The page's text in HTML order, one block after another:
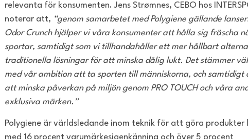
relevanta för konsumenten. Jens Strømnes, CEBO hos
noterar att, “genom samarbetet med Polygiene gällande
Odor Crunch hjälper vi våra konsumenter att hålla sig fräscha
sportar, samtidigt som vi tillhandahåller ett mer hållbart
traditionella lösningar för att minska dålig lukt. Det stämmer
med vår ambition att ta sporten till människorna, och samtidigt
att minska påverkan på miljön genom PRO TOUCH och våra
exklusiva märken.”
Polygiene är världsledande inom teknik för att göra produkter
med 16 procent varumärkesigenkänning och över 5 procent